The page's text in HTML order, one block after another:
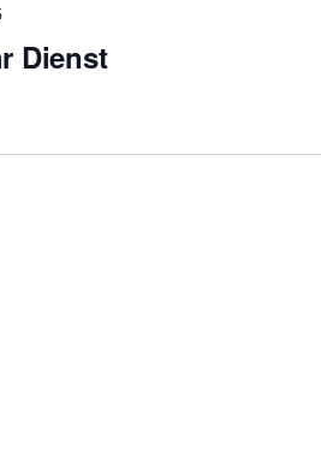
Dienst